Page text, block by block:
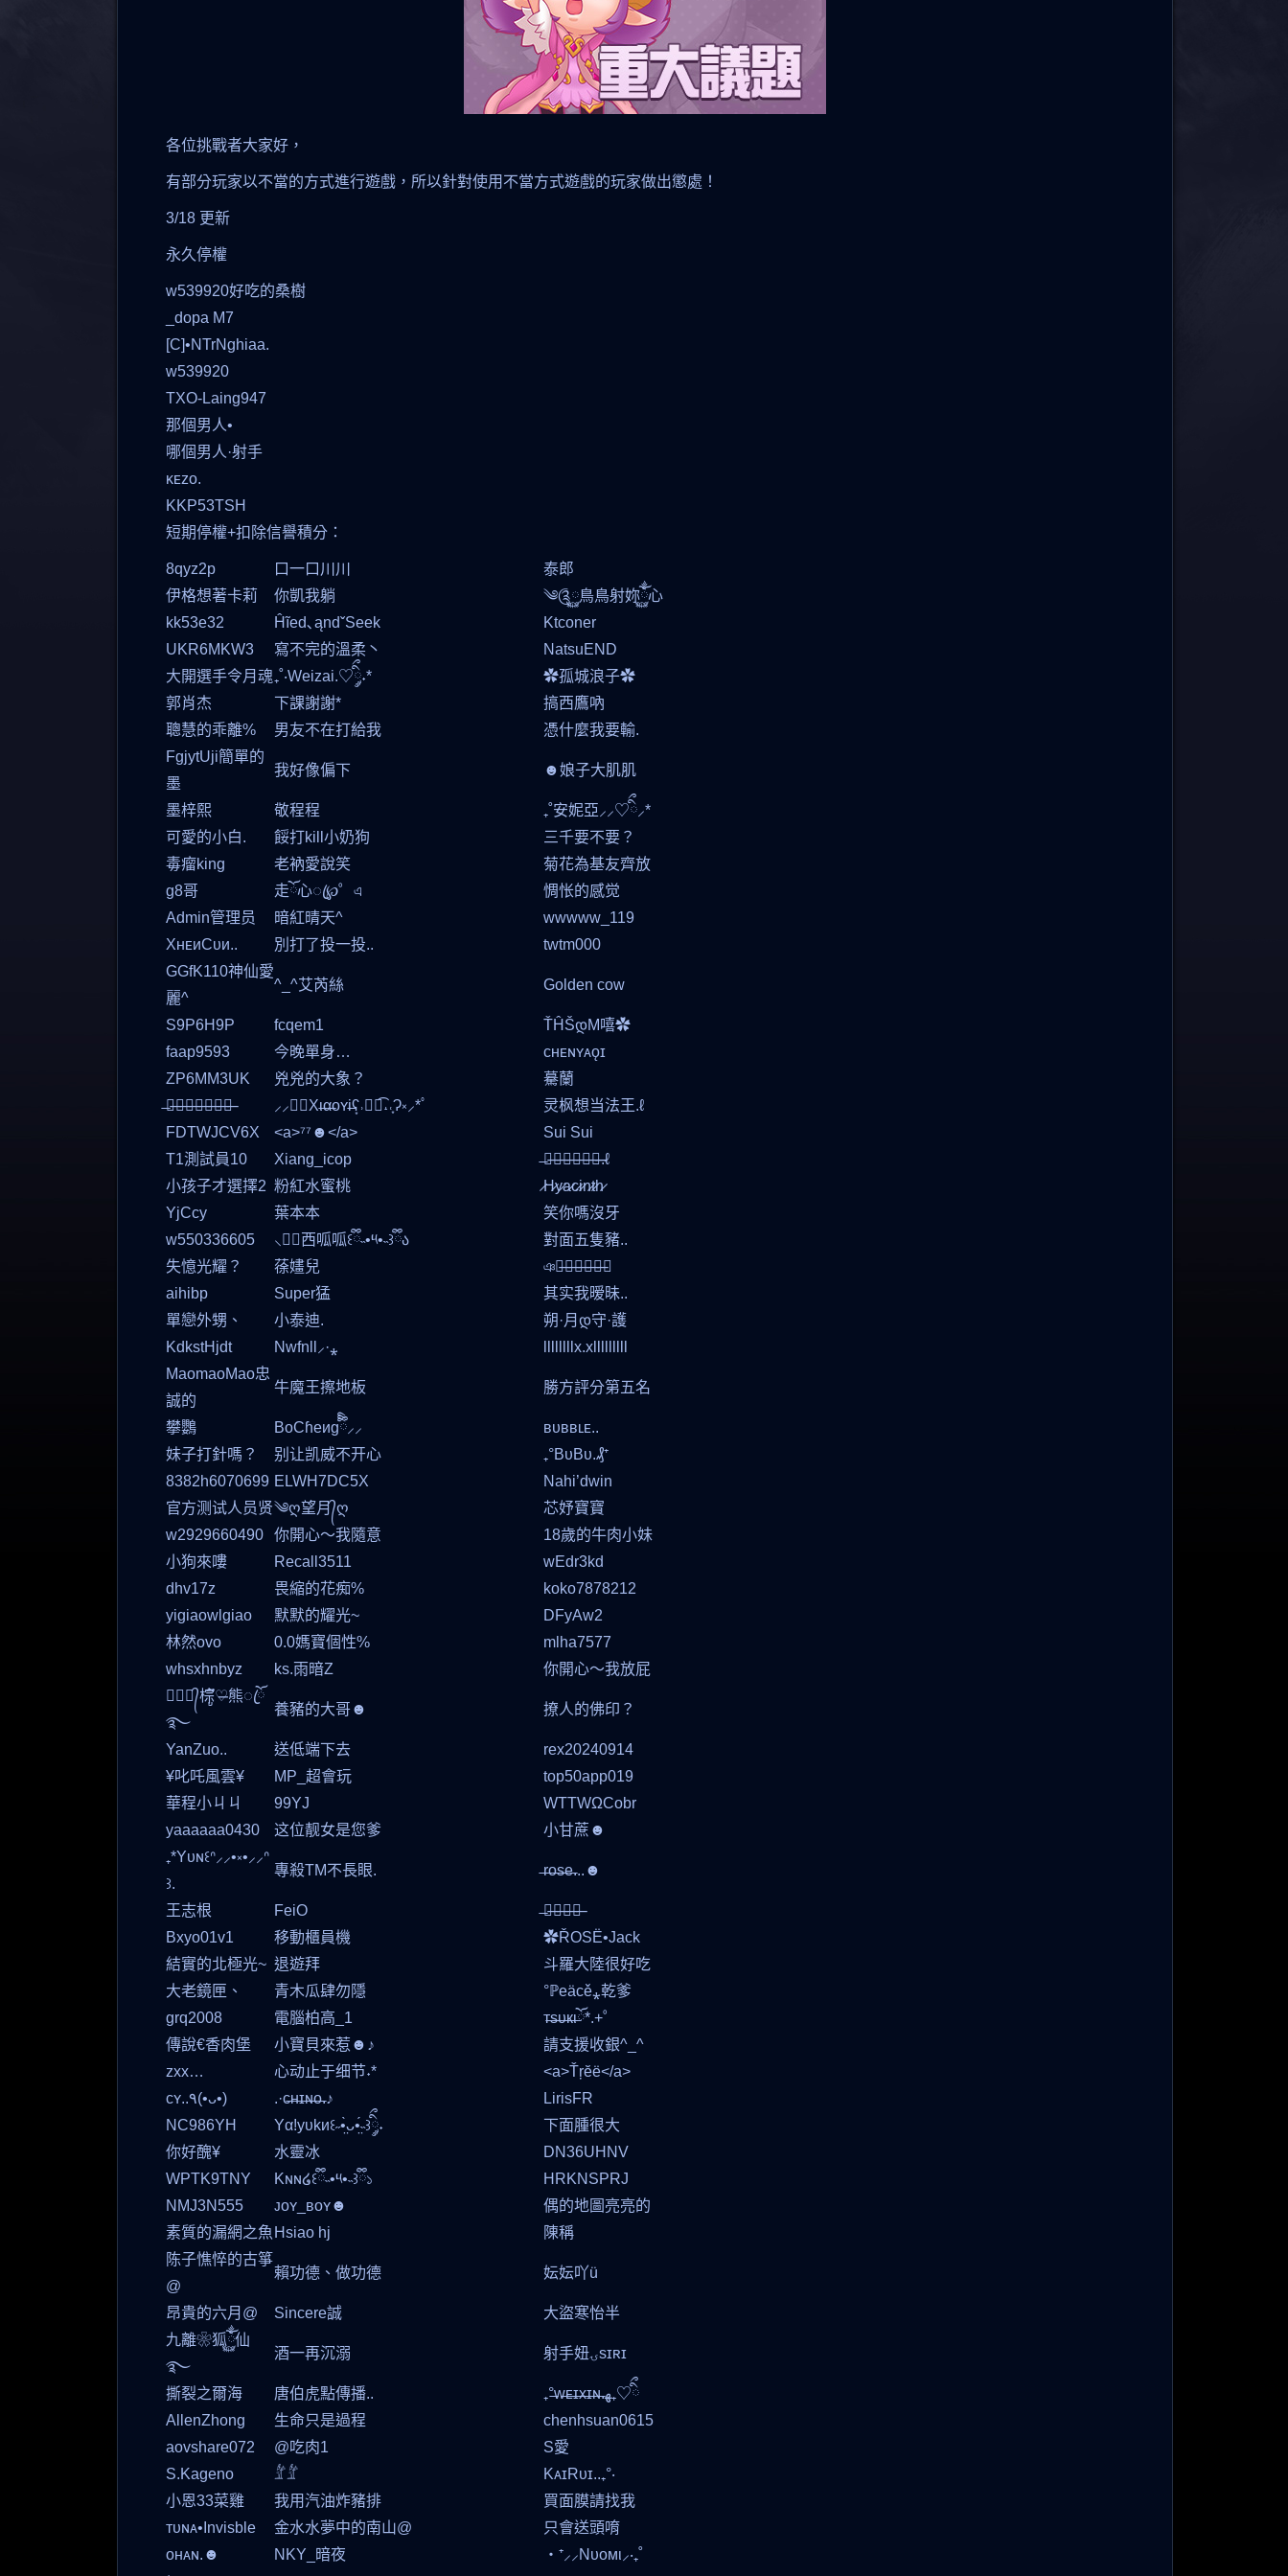
各位挑戰者大家好，
有部分玩家以不當的方式進行遊戲，所以針對使用不當方式遊戲的玩家做出懲處！
3/18 更新
永久停權
w539920好吃的桑樹
_dopa M7
[C]•NTrNghiaa.
w539920
TXO-Laing947
那個男人•
哪個男人·射手
ᴋᴇᴢᴏ.
KKP53TSH
短期停權+扣除信譽積分：
8qyz2p 口一口川川
泰郎
伊格想著卡莉
你凱我躺
༄༊࿆鳥鳥射妳ོྂཾ࿆心
kk53e32
Ĥĩed､ąndˇSeek
Ktconer
UKR6MKW3
寫不完的溫柔丶
NatsuEND
大開選手令月魂 ₊˚‧Weizai.♡ིྀ༘˖*
✿孤城浪子✿
郭肖杰
下課謝謝*
搞西鷹吶
聰慧的乖離%
男友不在打給我
憑什麼我要輸.
FgjytUji簡單的
墨
我好像偏下 ☻娘子大肌肌
墨梓熙 敬程程
₊˚安妮亞⸝⸝♡ིྀ⸝*
可愛的小白.
餒打kill小奶狗
三千要不要？
毒瘤king
老衲愛說笑
菊花為基友齊放
g8哥
走ོ心ꦿ℘゜এ
惆怅的感觉
Admin管理员
暗紅晴天^
wwwww_119
XʜᴇиCᴜи..
別打了投一投..
twtm000
GGfK110神仙愛
麗^
^_^艾芮絲 Golden cow
S9P6H9P fcqem1
ŤĤŠდM嘻✿
faap9593
今晚單身…
ᴄʜᴇɴʏᴀǫɪ
ZP6MM3UK
兇兇的大象？
驀蘭
̶我̶比̶永̶恆̶還̶好̶上̶
⸝⸝ིྀXι̶α̶oʏi̶ʕ͙˒ིྀ͡˔˓͙Ɂ༝⸝*ﾟ
灵枫想当法王.ℓ
FDTWJCV6X
<a>⁷⁷☻</a>
Sui Sui
T1測試員10
Xiang_icop
̶吖̶豪̶想̶当̶野̶王̶̶.ℓ
小孩子才選擇2 粉紅水蜜桃
̷H̷y̷a̷c̷i̷n̷t̷h̷
YjCcy
葉本本
笑你嗎沒牙
w550336605
⸜ིྀ西呱呱꒰ྀི˵•༥•˵꒱ྀིა
對面五隻豬..
失憶光耀？
蒣嫿兒
ঞ暴̶躁̶老̶阿̶姨̶⋆
aihibp
Super猛
其实我暧昧..
單戀外甥、
小泰迪.
朔·月დ守·護
KdkstHjdt
Nwfnll⸝·⁎
llllllllx.xlllllllll
MaomaoMao忠
誠的
牛魔王擦地板 勝方評分第五名
攀鸚 BoCɦeиgིིིྀ⸝⸝
ʙᴜʙʙʟᴇ..
妹子打針嗎？
别让凯威不开心
₊°BυBυ.₰⁺
8382h6070699 ELWH7DC5X
Nahi’dwin
官方测试人员贤༄ღ望月᭄ღ
芯妤寶寶
w2929660490
你開心～我隨意
18歲的牛肉小妹
小狗來嘍
Recall3511
wEdr3kd
dhv17z
畏縮的花痴%
koko7878212
yigiaowlgiao
默默的耀光~
DFyAw2
林然ovo
0.0媽寶個性%
mlha7577
whsxhnbyz
ks.雨暗Z
你開心～我放屁
☾⋆꯭᭄棕ึູ♡̶熊ꦿོ
࿐
養豬的大哥☻ 撩人的佛印？
YanZuo.. 送低端下去
rex20240914
¥叱吒風雲¥
MP_超會玩
top50app019
華程小ㄐㄐ
99YJ
WTTWΩCobr
yaaaaaa0430
这位靓女是您爹
小甘蔗☻
₊*Yᴜɴ꒰ᐢ⸝⸝•༝•⸝⸝ᐢ
꒱.
專殺TM不長眼. ̶r̶o̶s̶e̶...☻
王志根 FeiO
̶阿̶萊̶斯̶特̶
Bxyo01v1
移動櫃員機
✿ŘOSË•Jack
結實的北極光~ 退遊拜
斗羅大陸很好吃
大老鏡匣、
青木瓜肆勿隱
°ℙeäcě⁎乾爹
grq2008
電腦柏高_1
т̶ѕ̶υ̶к̶ι̶ོ*.+゜
傳說€香肉堡
小寶貝來惹☻♪
請支援收銀^_^
zxx…
心动止于细节˖*
<a>Ťŗĕë</a>
ᴄʏ..٩(•ᴗ•)
.·ᴄ̶ʜ̶ɪ̶ɴ̶ᴏ̶.♪
LirisFR
NC986YH
Yα!yυkи꒰˶•̤̀ᴗ•̤́˵꒱ིྀ༘˖
下面腫很大
你好醜¥
水靈冰
DN36UHNV
WPTK9TNY
Kɴɴ໒꒰ྀི˵•༥•˵꒱ྀི১
HRKNSPRJ
NMJ3N555
ᴊᴏʏ_ʙᴏʏ☻
偶的地圖亮亮的
素質的漏網之魚 Hsiao hj
陳稱
陈子憔悴的古箏
@
賴功德、做功德 妘妘吖ü
昂貴的六月@ Sincere誠
大盜寒怡半
九離❀狐ོྂཾ࿆仙
࿐
酒一再沉溺 射手妞ۍsɪʀɪ
撕裂之爾海 唐伯虎點傳播..
₊°̶ᴡ̶ᴇ̶ɪ̶x̶ɪ̶ɴ̶.ﻬ₊♡ིྀ
AllenZhong
生命只是過程
chenhsuan0615
aovshare072
@吃肉1
S愛
S.Kageno
𓁤𓁤
KᴀɪRᴜɪ..₊°‧
小恩33菜雞
我用汽油炸豬排
買面膜請找我
ᴛᴜɴᴀ•Invisble
金水水夢中的南山@
只會送頭唷
ᴏʜᴀɴ.☻
NKY_暗夜
‧⁺⸝⸝Nυoмι⸝‧₊˚